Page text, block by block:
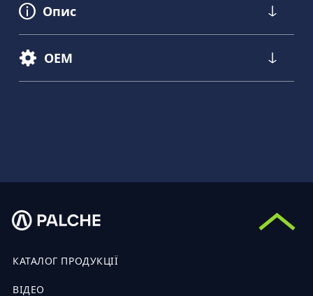
Опис
OEM
КАТАЛОГ ПРОДУКЦІЇ
ВІДЕО